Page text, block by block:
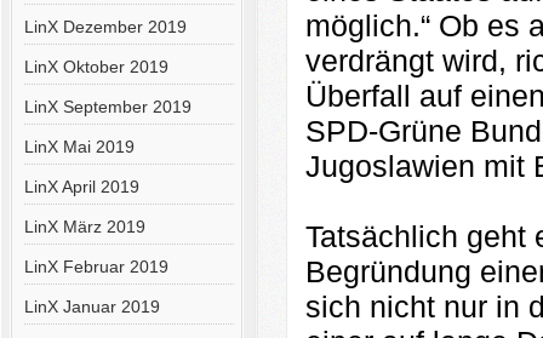
LinX Dezember 2019
LinX Oktober 2019
LinX September 2019
LinX Mai 2019
LinX April 2019
LinX März 2019
LinX Februar 2019
LinX Januar 2019
möglich.“ Ob es
verdrängt wird,
Überfall auf
SPD-Grüne
Jugoslawien mit
Tatsächlich geht
Begründung
sich nicht nur in